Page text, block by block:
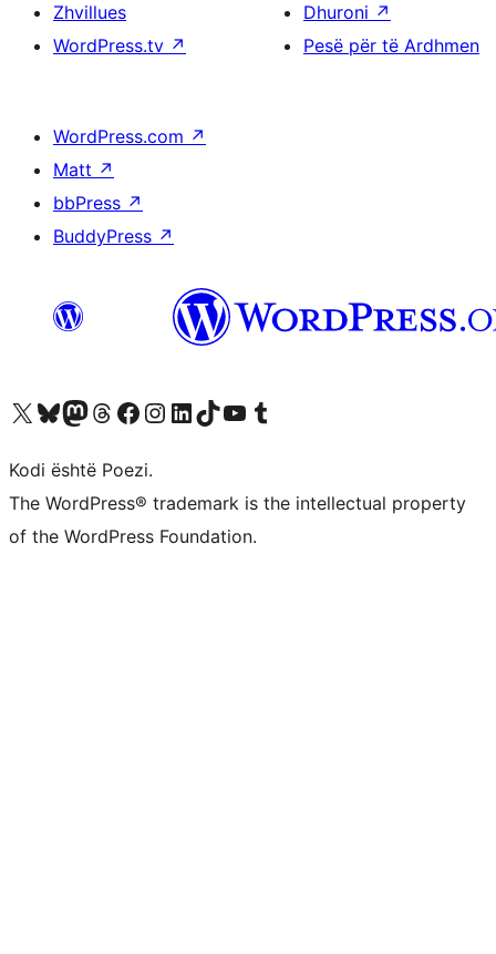
Zhvillues
WordPress.tv ↗
Dhuroni ↗
Pesë për të Ardhmen
WordPress.com ↗
Matt ↗
bbPress ↗
BuddyPress ↗
Vizitoni llogarinë tonë X (ish Twitter)
Vizitoni llogarinë tonë Bluesky
Vizitoni llogarinë tonë Mastodon
Vizitoni llogarinë tonë Threads
Vizitoni faqen tonë në Facebook
Vizitoni llogarinë tonë Instagram
Vizitoni llogarinë tonë LinkedIn
Vizitoni llogarinë tonë TikTok
Vizitoni kanalin tonë YouTube
Vizitoni llogarinë tonë Tumblr
Kodi është Poezi.
The WordPress® trademark is the intellectual property
of the WordPress Foundation.